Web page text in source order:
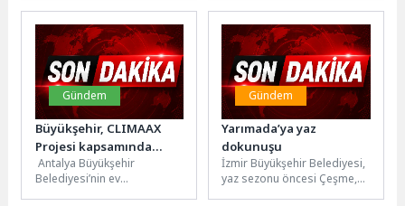
11 farklı ülkeden drama ve
tiyatro alanındaki...
çalışmalarına bir yenisini
daha ekledi....
Gündem
Büyükşehir, CLIMAAX
Projesi kapsamında
çalıştay düzenledi
Antalya Büyükşehir
Belediyesi’nin ev
Gündem
Yarımada’ya yaz
dokunuşu
İzmir Büyükşehir Belediyesi,
yaz sezonu öncesi Çeşme,